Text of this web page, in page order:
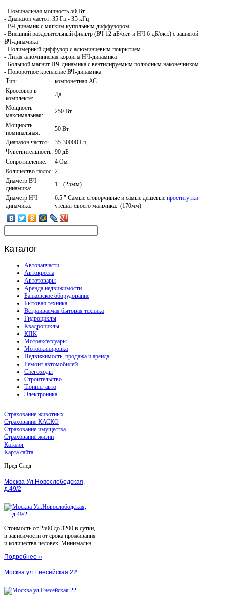
- Номинальная мощность 50 Вт
- Диапазон частот: 35 Гц - 35 кГц
- ВЧ-динамик с мягким купольным диффузором
- Внешний разделительный фильтр (ВЧ 12 дБ/окт. и НЧ 6 дБ/окт.) с защитой
ВЧ-динамика
- Полимерный диффузор с алюминиевым покрытием
- Литая алюминиевая корзина НЧ-динамика
- Большой магнит НЧ-динамика с вентилируемым полюсным наконечником
- Поворотное крепление ВЧ-динамика
Тип:
компонетная АС
Кроссовер в
комплекте:
Да
Мощность
максимальная:
250 Вт
Мощность
номинальная:
50 Вт
Диапазон частот:
35-30000 Гц
Чувствительность: 90 дБ
Сопротивление:
4 Ом
Количество полос: 2
Диаметр ВЧ
динамика:
1 " (25мм)
Диаметр НЧ
динамика:
6.5 " Самые сговорчивые и самые дешевые проститутки
утешат своего мальчика. (170мм)
Каталог
Автозапчасти
Автокресла
Автотовары
Аренда недвижимости
Банковское оборудование
Бытовая техника
Встраиваемая бытовая техника
Гидроциклы
Квадроциклы
КПК
Мотоаксессуары
Мотоэкипировка
Недвижимость, продажа и аренда
Ремонт автомобилей
Снегоходы
Строительство
Тюнинг авто
Электроника
Страхование животных
Страхование КАСКО
Страхование имущества
Страхование жизни
Каталог
Карта сайта
Пред След
Москва Ул.Новослободская,
д.49/2
Стоимость от 2500 до 3200 в сутки,
в зависимости от срока проживания
и количества человек. Минимальн...
Подробнее »
Москва ул.Енесейская 22